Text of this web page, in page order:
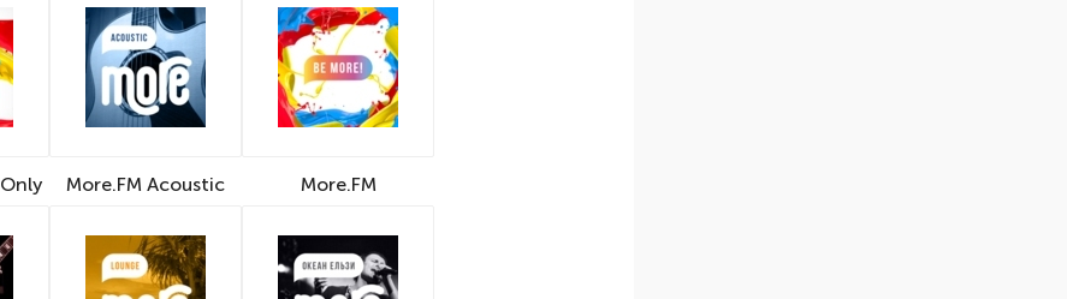
More.FM Acoustic More.FM